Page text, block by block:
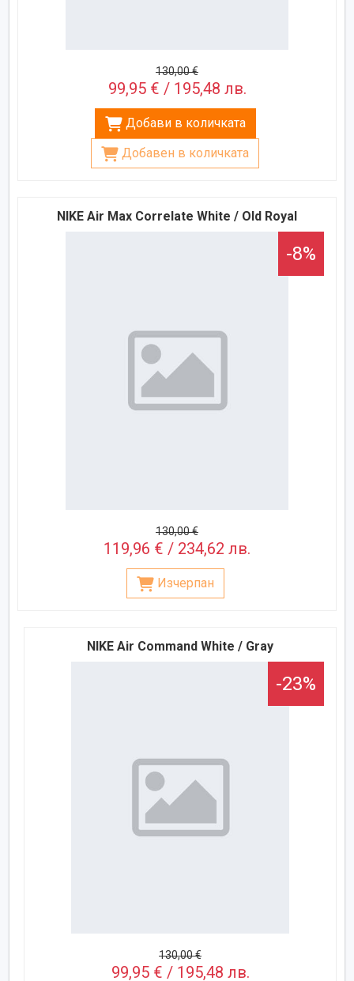
130,00 €
99,95 € / 195,48 лв.
Добави в количката
Добавен в количката
NIKE Air Max Correlate White / Old Royal
-8%
130,00 €
119,96 € / 234,62 лв.
Изчерпан
NIKE Air Command White / Gray
-23%
130,00 €
99,95 € / 195,48 лв.